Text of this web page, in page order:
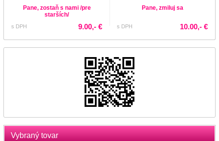
Pane, zostaň s nami /pre
starších/
s DPH 9.00,- €
Pane, zmiluj sa
s DPH 10.00,- €
Vybraný tovar